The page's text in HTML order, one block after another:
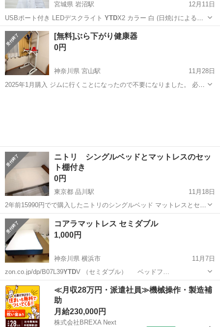
宮城県 岩沼駅
12月11日
USBポート付き LEDデスクライト YTDX2 カラー 白 (日焼けによるも
の…
宮城 岩沼市 岩沼駅 照明器具 デスク
[無料]ぶら下がり健康器
0円
神奈川県 宮山駅
11月28日
2025年1月購入 ジムに行くことになったので不要になりました。 必要
ニトリ シングルベッドとマットレスのセッ
ト棚付き
0円
東京都 品川駅
11月18日
2年前15990円でで購入したニトリのシングルベッド マットレスとセッ
トです譲ります https://www.nitori-net.jp/ec/product/5650178/?
utm_source=google&utm_m...
東京 品川区 ベッド ニトリ
コアラマットレス セミダブル
1,000円
神奈川県 横浜市
11月7日
zon.co.jp/dp/B07L39YTDV （セミダブル） ベッドフ…
神奈川 横浜市 ベッド セミダブル
≪月収28万円・派遣社員≫機械操作・製造補
助
月給230,000円
株式会社BREXA Next